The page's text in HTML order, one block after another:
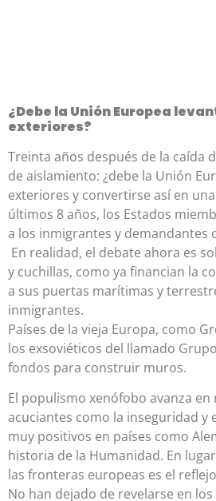
¿Debe la Unión Europea
exteriores?
Treinta años después de la caída
de aislamiento: ¿debe la Unión
exteriores y convertirse así en una
últimos 8 años, los Estados
a los inmigrantes y demandantes
En realidad, el debate ahora es
y cuchillas, como ya financian la
a sus puertas marítimas y
inmigrantes.
Países de la vieja Europa, como
los exsoviéticos del llamado
fondos para construir muros.
El populismo xenófobo avanza
acuciantes como la inseguridad
muy positivos en países como
historia de la Humanidad. En
las fronteras europeas es el
No han dejado de revelarse en